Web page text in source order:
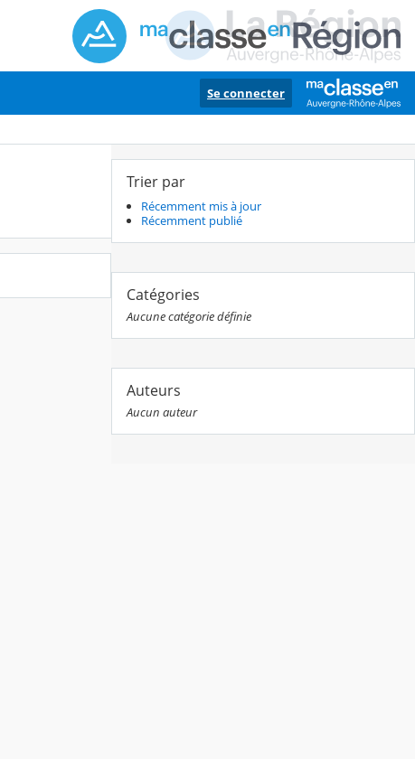
Se connecter
Trier par
Récemment mis à jour
Récemment publié
Catégories
Aucune catégorie définie
Auteurs
Aucun auteur